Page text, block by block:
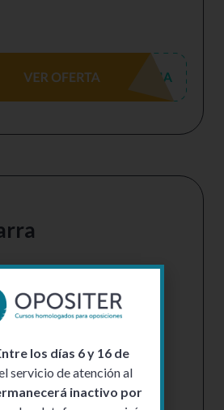
Educación
150h
50h
los días 6 y 16 de
servicio de atención al
inactivo por